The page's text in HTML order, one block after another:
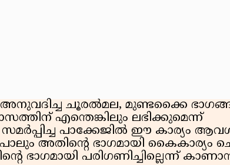
അനുവദിച്ച ചൂരൽമല, മുണ്ടക്കൈ
എന്തെങ്കിലും ലഭിക്കുമെന്ന്
സമർപ്പിച്ച പാക്കേജിൽ ഈ കാര്യം
അതിൻ്റെ ഭാഗമായി കൈകാര്യം
ഭാഗമായി പരിഗണിച്ചില്ലെന്ന്